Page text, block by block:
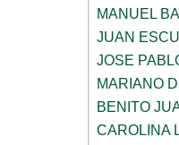
MANUEL
JUAN
JOSE
MARIANO
BENITO
CAROLINA